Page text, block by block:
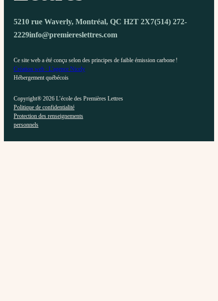
5210 rue Waverly, Montréal, QC H2T 2X7(514) 272-
2229info@premiereslettres.com
Ce site web a été conçu selon des principes de faible émission carbone !
Création web : L'agence Nicely
Hébergement québécois
Copyright® 2026 L’école des Premières Lettres
Politique de confidentialité
Protection des renseignements
personnels